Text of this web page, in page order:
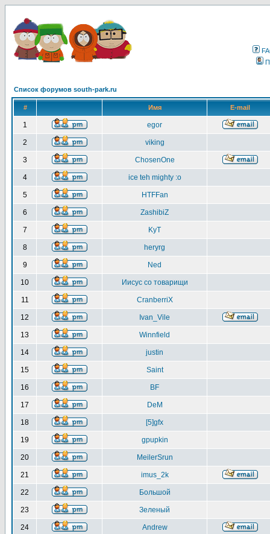
Список форумов south-park.ru
# Имя E-mail
1 egor
2 viking
3 ChosenOne
4 ice teh mighty :o
5 HTFFan
6 ZashibiZ
7 KyT
8 heryrg
9 Ned
10 Иисус со товарищи
11 CranberriX
12 Ivan_Vile
13 Winnfield
14 justin
15 Saint
16 BF
17 DeM
18 [5]gfx
19 gpupkin
20 MeilerSrun
21 imus_2k
22 Большой
23 Зеленый
24 Andrew